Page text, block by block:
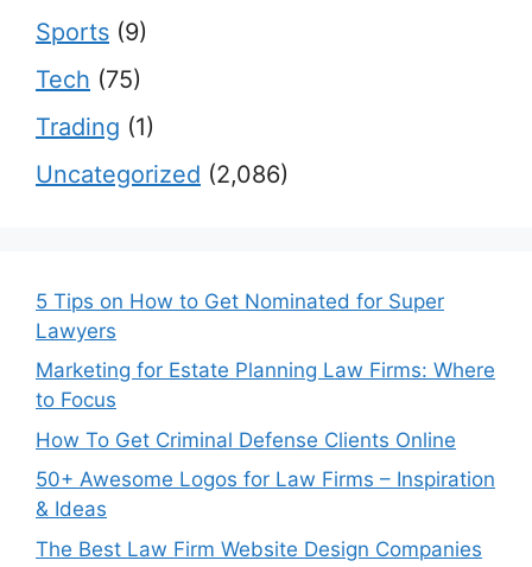
Sports (9)
Tech (75)
Trading (1)
Uncategorized (2,086)
5 Tips on How to Get Nominated for Super
Lawyers
Marketing for Estate Planning Law Firms: Where
to Focus
How To Get Criminal Defense Clients Online
50+ Awesome Logos for Law Firms – Inspiration
& Ideas
The Best Law Firm Website Design Companies